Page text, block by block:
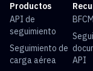
Productos
API de
seguimiento
Seguimiento de
carga aérea
API